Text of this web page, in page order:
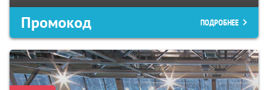
Промокод ПОДРОБНЕЕ